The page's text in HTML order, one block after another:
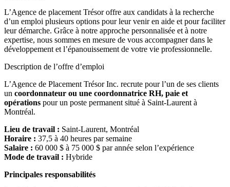
L’Agence de placement Trésor offre aux candidats à la recherche
d’un emploi plusieurs options pour leur venir en aide et pour faciliter
leur démarche. Grâce à notre approche personnalisée et à notre
expertise, nous sommes en mesure de vous accompagner dans le
développement et l’épanouissement de votre vie professionnelle.
Description de l’offre d’emploi
L’Agence de Placement Trésor Inc. recrute pour l’un de ses clients
un coordonnateur ou une coordonnatrice RH, paie et
opérations pour un poste permanent situé à Saint-Laurent à
Montréal.
Lieu de travail : Saint-Laurent, Montréal
Horaire : 37,5 à 40 heures par semaine
Salaire : 60 000 $ à 75 000 $ par année selon l’expérience
Mode de travail : Hybride
Principales responsabilités